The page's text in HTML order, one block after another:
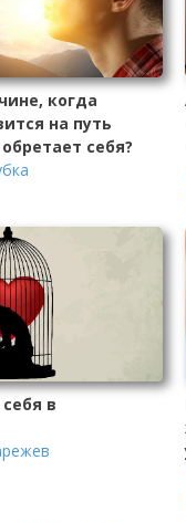
когда
на путь
себя?
в